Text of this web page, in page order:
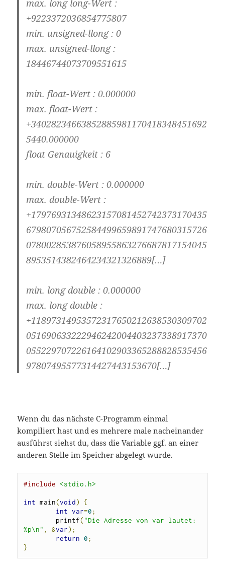
max. long long-Wert :
+9223372036854775807
min. unsigned-llong : 0
max. unsigned-llong :
18446744073709551615
min. float-Wert : 0.000000
max. float-Wert :
+34028234663852885981170418348451692
5440.000000
float Genauigkeit : 6
min. double-Wert : 0.000000
max. double-Wert :
+17976931348623157081452742373170435
679807056752584499659891747680315726
078002853876058955863276687817154045
8953514382464234321326889[…]
min. long double : 0.000000
max. long double :
+11897314953572317650212638530309702
051690633222946242004403237338917370
055229707226164102903365288828535456
97807495577314427443153670[…]
Wenn du das nächste C-Programm einmal
kompiliert hast und es mehrere male nacheinander
ausführst siehst du, dass die Variable ggf. an einer
anderen Stelle im Speicher abgelegt wurde.
#include <stdio.h>
int main(void)
{
int var=0;
        printf
( "Die Adresse von var lautet:
%p\n" , &var);
return 0;
}